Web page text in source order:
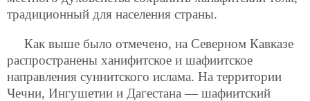
традиционный для населения страны.
Как выше было отмечено, на Северном Кавказе
распространены ханифитское и шафиитское
направления суннитского ислама. На территории
Чечни, Ингушетии и Дагестана — шафиитский